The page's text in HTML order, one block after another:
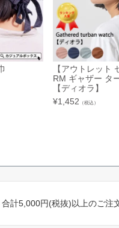
【アウトレット
RM ギャザー タ
【ディオラ】
¥1,452 （税込）
合計5,000円(税抜)以上のご注